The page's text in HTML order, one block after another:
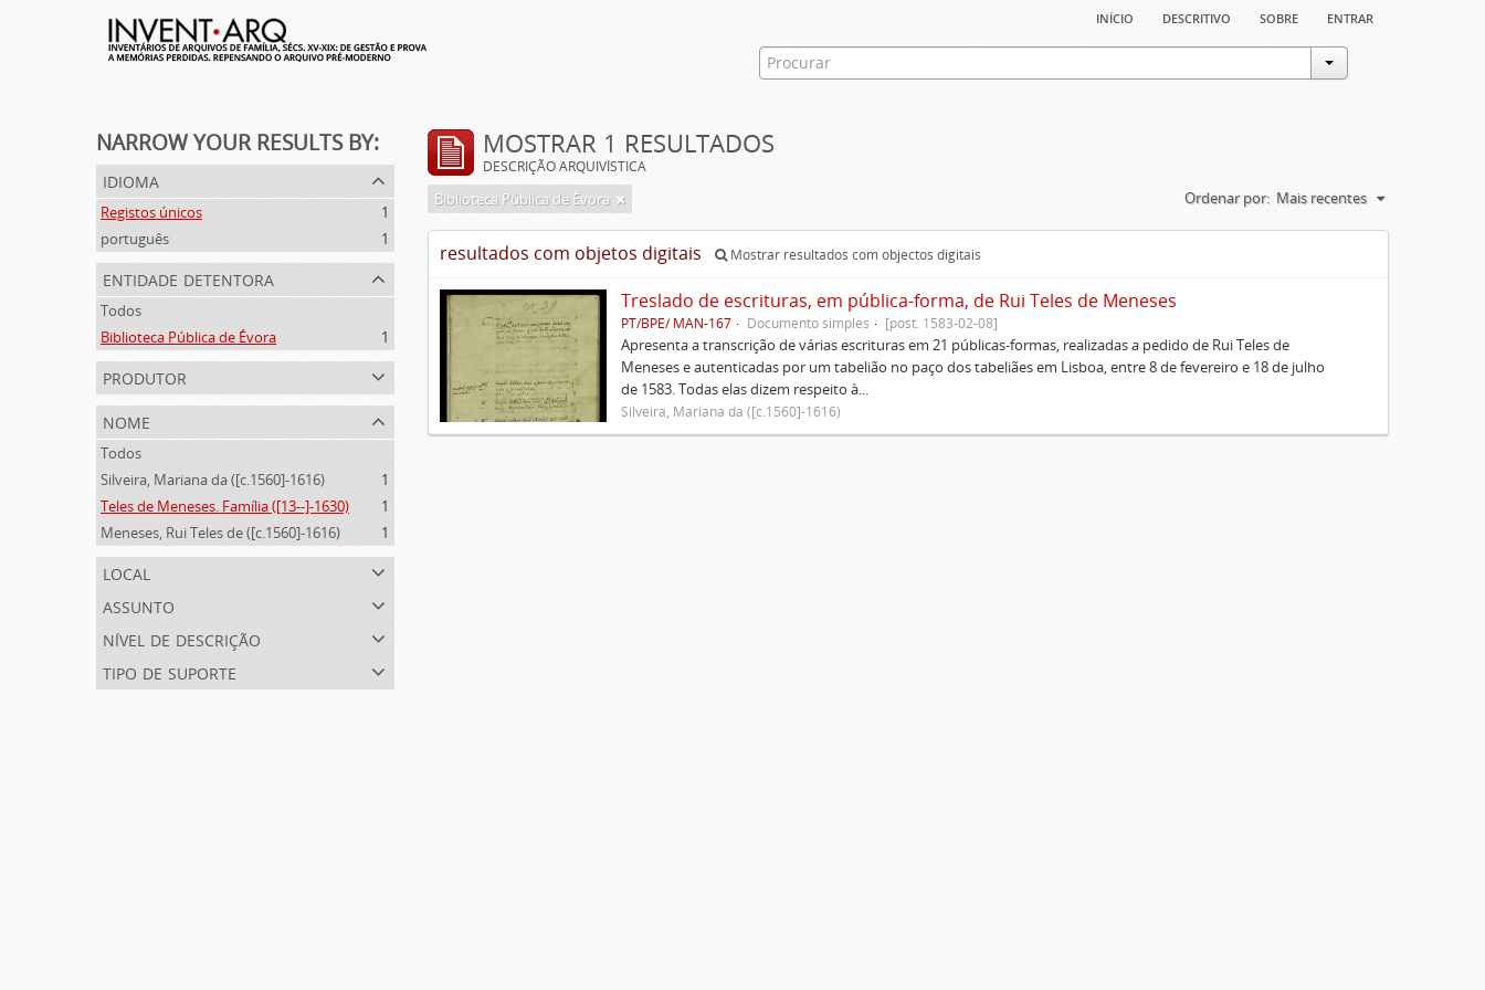
início descritivo sobre entrar
NARROW YOUR RESULTS BY:
idioma
Registos únicos
1
português
1
entidade detentora
Todos
Biblioteca Pública de Évora
1
produtor
nome
Todos
Silveira, Mariana da ([c.1560]-1616)
1
Teles de Meneses. Família ([13--]-1630)
1
Meneses, Rui Teles de ([c.1560]-1616)
1
local
assunto
nível de descrição
tipo de suporte
MOSTRAR 1 RESULTADOS
DESCRIÇÃO ARQUIVÍSTICA
Biblioteca Pública de Évora Ordenar por: Mais recentes
resultados com objetos digitais Mostrar resultados com objectos digitais
Treslado de escrituras, em pública-forma, de Rui Teles de Meneses
PT/BPE/ MAN-167 Documento simples [post. 1583-02-08]
Apresenta a transcrição de várias escrituras em 21 públicas-formas, realizadas a pedido de Rui Teles de
Meneses e autenticadas por um tabelião no paço dos tabeliães em Lisboa, entre 8 de fevereiro e 18 de julho
de 1583. Todas elas dizem respeito à...
Silveira, Mariana da ([c.1560]-1616)